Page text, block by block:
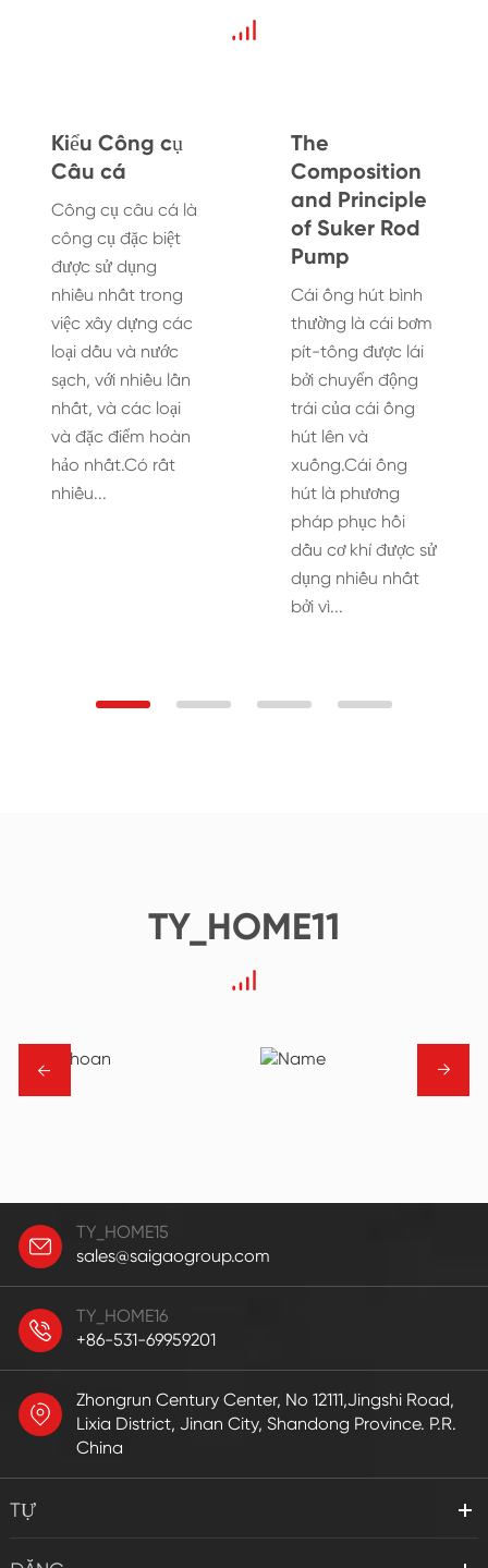
Kiểu Công cụ
Câu cá
Công cụ câu cá là
công cụ đặc biệt
được sử dụng
nhiều nhất trong
việc xây dựng các
loại dầu và nước
sạch, với nhiều lần
nhất, và các loại
và đặc điểm hoàn
hảo nhất.Có rất
nhiều...
The
Composition
and Principle
of Suker Rod
Pump
Cái ống hút bình
thường là cái bơm
pít-tông được lái
bởi chuyển động
trái của cái ống
hút lên và
xuống.Cái ống
hút là phương
pháp phục hồi
dầu cơ khí được sử
dụng nhiều nhất
bởi vì...
TY_HOME11
→ →
TY_HOME15
sales@saigaogroup.com
TY_HOME16
+86-531-69959201
Zhongrun Century Center, No 12111,Jingshi Road,
Lixia District, Jinan City, Shandong Province. P.R.
China
TỰ